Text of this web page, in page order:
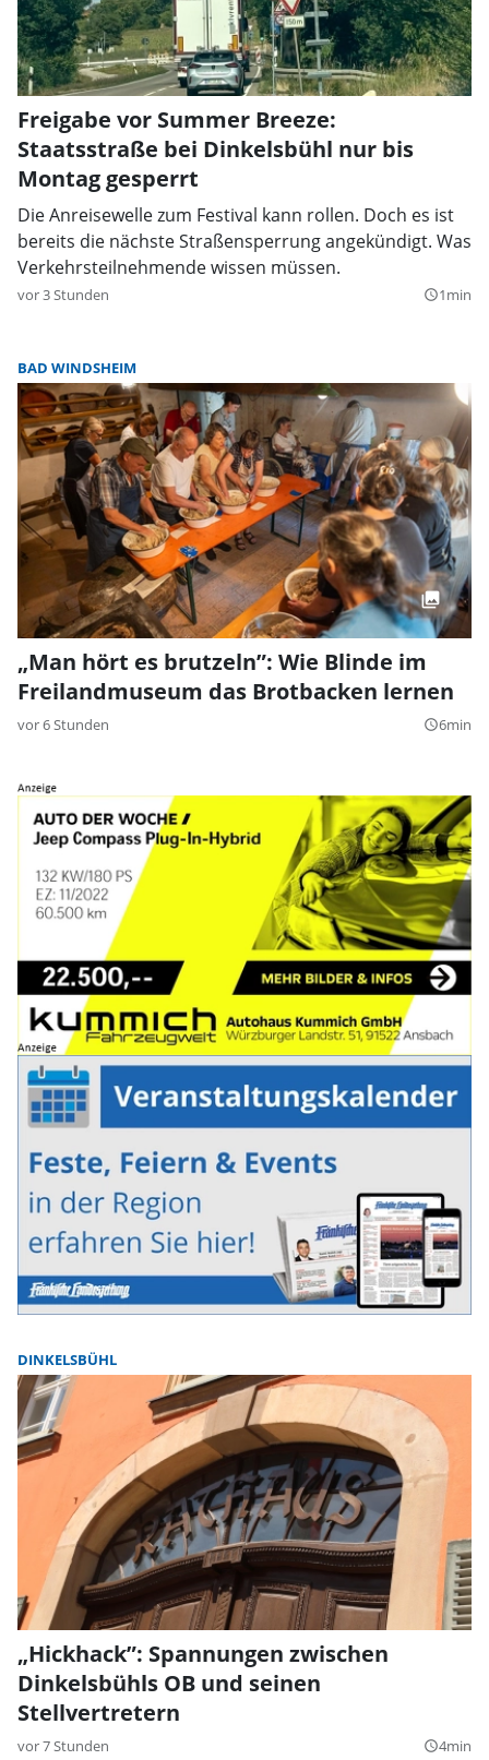
Freigabe vor Summer Breeze:
Staatsstraße bei Dinkelsbühl nur bis
Montag gesperrt
Die Anreisewelle zum Festival kann rollen. Doch es ist
bereits die nächste Straßensperrung angekündigt. Was
Verkehrsteilnehmende wissen müssen.
vor 3 Stunden query_builder1min
BAD WINDSHEIM
„Man hört es brutzeln”: Wie Blinde im
Freilandmuseum das Brotbacken lernen
vor 6 Stunden query_builder6min
DINKELSBÜHL
„Hickhack”: Spannungen zwischen
Dinkelsbühls OB und seinen
Stellvertretern
vor 7 Stunden query_builder4min